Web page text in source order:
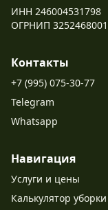
ИНН 246004531798
ОГРНИП
Контакты
+7 (995) 075-30-77
Telegram
Whatsapp
Навигация
Услуги и цены
Калькулятор уборки